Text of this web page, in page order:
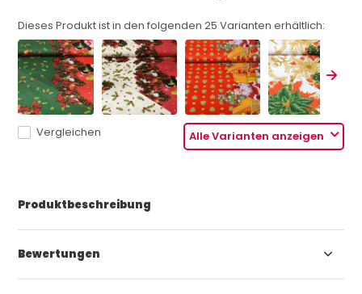
Dieses Produkt ist in den folgenden25 Varianten erhältlich:
Alle Varianten anzeigen
Vergleichen
Produktbeschreibung
Bewertungen